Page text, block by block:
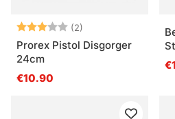
Arvio: (2)
3.0 5:sta tähdestä
Prorex Pistol Disgorger
24cm
€10.90